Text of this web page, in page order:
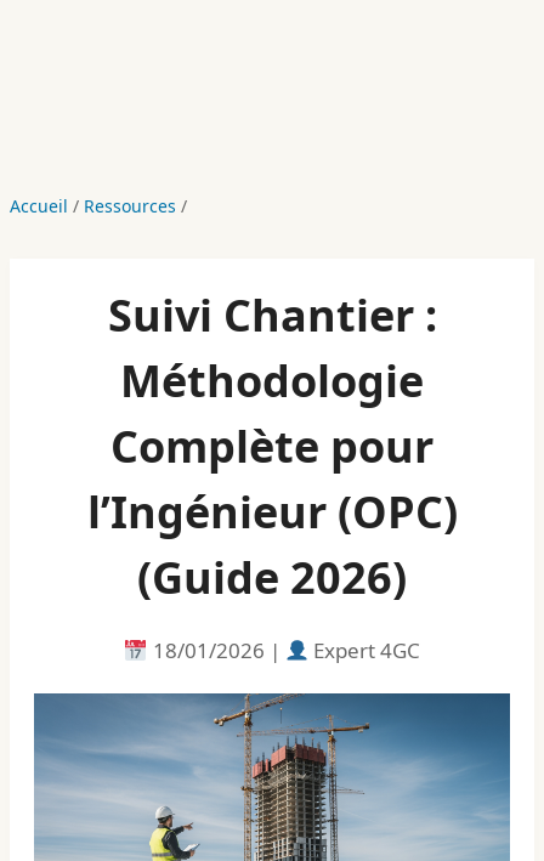
Accueil / Ressources /
Suivi Chantier :
Méthodologie
Complète pour
l’Ingénieur (OPC)
(Guide 2026)
18/01/2026 | Expert 4GC